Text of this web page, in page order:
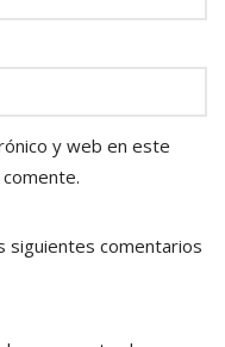
y web en este
siguientes comentarios